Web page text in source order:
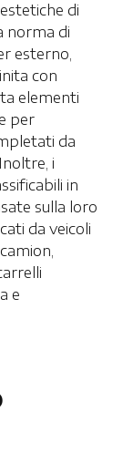
di
norma di
esterno,
con
elementi
per
da
i
in
sulla loro
da veicoli
e